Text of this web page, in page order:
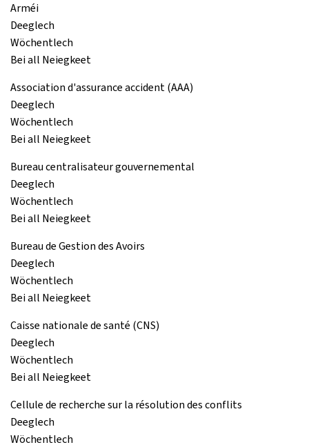
Arméi
Deeglech
Wöchentlech
Bei all Neiegkeet
Association d'assurance accident (AAA)
Deeglech
Wöchentlech
Bei all Neiegkeet
Bureau centralisateur gouvernemental
Deeglech
Wöchentlech
Bei all Neiegkeet
Bureau de Gestion des Avoirs
Deeglech
Wöchentlech
Bei all Neiegkeet
Caisse nationale de santé (CNS)
Deeglech
Wöchentlech
Bei all Neiegkeet
Cellule de recherche sur la résolution des conflits
Deeglech
Wöchentlech